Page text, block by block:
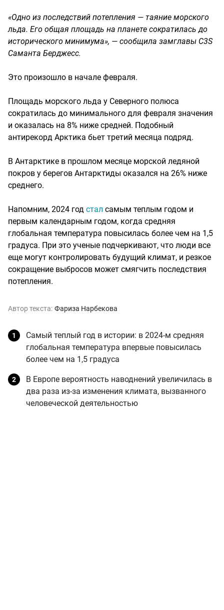
«Одно из последствий потепления — таяние морского
льда. Его общая площадь на планете сократилась до
исторического минимума», — сообщила замглавы C3S
Саманта Берджесс.
Это произошло в начале февраля.
Площадь морского льда у Северного полюса
сократилась до минимального для февраля значения
и оказалась на 8% ниже средней. Подобный
антирекорд Арктика бьет третий месяца подряд.
В Антарктике в прошлом месяце морской ледяной
покров у берегов Антарктиды оказался на 26% ниже
среднего.
Напомним, 2024 год стал самым теплым годом и
первым календарным годом, когда средняя
глобальная температура повысилась более чем на 1,5
градуса. При это ученые подчеркивают, что люди все
еще могут контролировать будущий климат, и резкое
сокращение выбросов может смягчить последствия
потепления.
Автор текста: Фариза Нарбекова
Самый теплый год в истории: в 2024-м средняя
глобальная температура впервые повысилась
более чем на 1,5 градуса
В Европе вероятность наводнений увеличилась в
два раза из-за изменения климата, вызванного
человеческой деятельностью